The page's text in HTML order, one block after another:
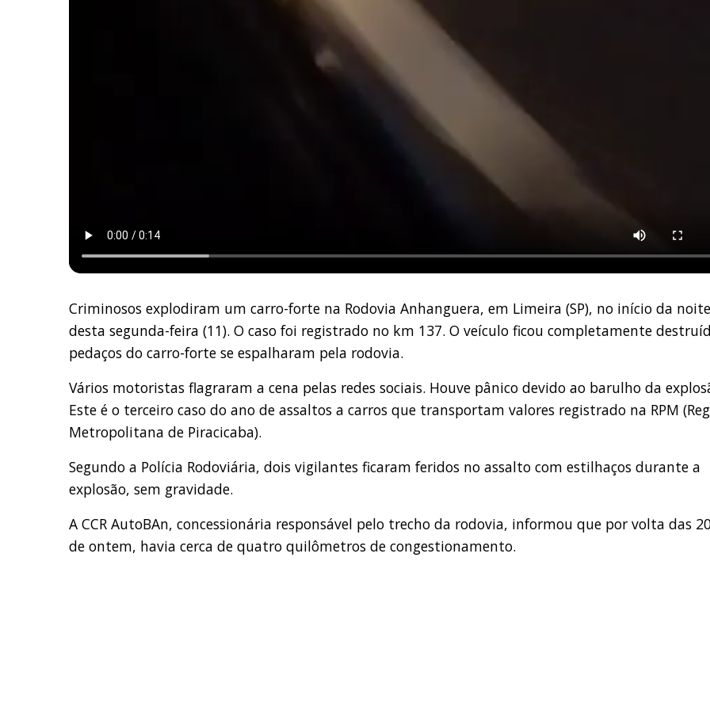
Criminosos explodiram um carro-forte na Rodovia Anhanguera, em Limeira (SP), no início da noite
desta segunda-feira (11). O caso foi registrado no km 137. O veículo ficou completamente
pedaços do carro-forte se espalharam pela rodovia.
Vários motoristas flagraram a cena pelas redes sociais. Houve pânico devido ao barulho da
Este é o terceiro caso do ano de assaltos a carros que transportam valores registrado na RPM
Metropolitana de Piracicaba).
Segundo a Polícia Rodoviária, dois vigilantes ficaram feridos no assalto com estilhaços durante a
explosão, sem gravidade.
A CCR AutoBAn, concessionária responsável pelo trecho da rodovia, informou que por volta das
de ontem, havia cerca de quatro quilômetros de congestionamento.